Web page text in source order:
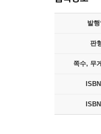
발행
판
쪽수, 무